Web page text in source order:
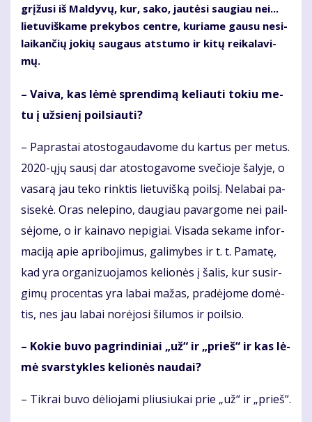
grį­žu­si iš Mal­dy­vų, kur, sa­ko, jau­tė­si sau­giau nei...
lie­tu­viš­ka­me pre­ky­bos cen­tre, ku­ria­me gau­su ne­si­
lai­kan­čių jo­kių sau­gaus at­stu­mo ir ki­tų rei­ka­la­vi­
mų.
– Vai­va, kas lė­mė spren­di­mą ke­liau­ti to­kiu me­
tu į už­sie­nį po­il­siau­ti?
– Pa­pras­tai atos­to­gau­da­vo­me du kar­tus per me­tus.
2020-ųjų sau­sį dar atos­to­ga­vo­me sve­čio­je ša­ly­je, o
va­sa­rą jau te­ko rink­tis lie­tu­viš­ką po­il­sį. Ne­la­bai pa­
si­se­kė. Oras ne­le­pi­no, dau­giau pa­var­go­me nei pail­
sė­jo­me, o ir kai­na­vo ne­pi­giai. Vi­sa­da se­ka­me in­for­
ma­ci­ją apie ap­ri­bo­ji­mus, ga­li­my­bes ir t. t. Pa­ma­tę,
kad yra or­ga­ni­zuo­ja­mos ke­lio­nės į ša­lis, kur su­sir­
gi­mų pro­cen­tas yra la­bai ma­žas, pra­dė­jo­me do­mė­
tis, nes jau la­bai no­rė­jo­si ši­lu­mos ir po­il­sio.
– Ko­kie bu­vo pa­grin­di­niai „už“ ir „prieš“ ir kas lė­
mė svars­tyk­les ke­lio­nės nau­dai?
– Tik­rai bu­vo dė­lio­ja­mi pliu­siu­kai prie „už“ ir „prieš“.